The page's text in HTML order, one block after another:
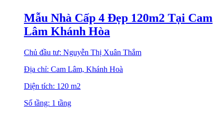
Mẫu Nhà Cấp 4 Đẹp 120m2 Tại Cam
Lâm Khánh Hòa
Chủ đầu tư: Nguyễn Thị Xuân Thắm
Địa chỉ: Cam Lâm, Khánh Hoà
Diện tích: 120 m2
Số tầng: 1 tầng